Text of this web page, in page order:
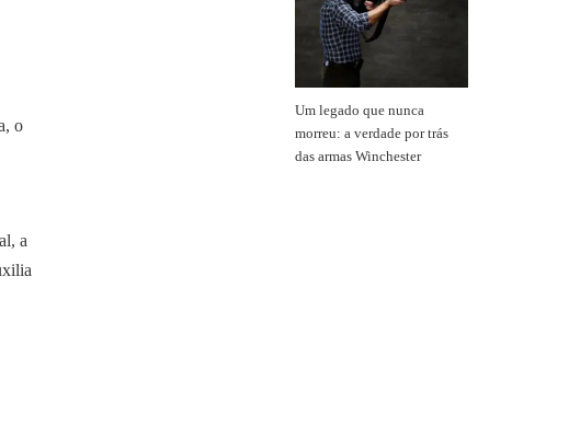
o
a
Um legado que nunca
morreu: a verdade por trás
das armas Winchester